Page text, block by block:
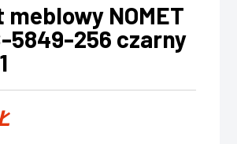
meblowy NOMET
5849-256 czarny